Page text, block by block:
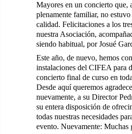
Mayores en un concierto que,
plenamente familiar, no
calidad. Felicitaciones a los
nuestra Asociación,
siendo habitual, por Josué
Este año, de nuevo, hemos
instalaciones del CIFEA para
concierto final de curso en
Desde aquí queremos
nuevamente, a su Director
su entera disposición de
todas nuestras necesidades
evento. Nuevamente: Muchas